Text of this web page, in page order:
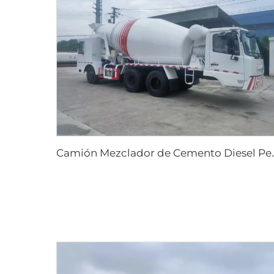
amión Mezclador de